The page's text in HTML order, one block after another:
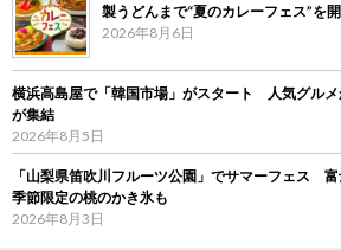
製うどんまで“夏のカレーフェス”を
2026年8月6日
横浜高島屋で「韓国市場」がスタート 人気グル
が集結
2026年8月5日
「山梨県笛吹川フルーツ公園」でサマーフェス 富
季節限定の桃のかき氷も
2026年8月3日